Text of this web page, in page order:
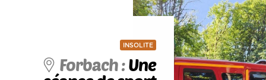
INSOLITE
Forbach :Une